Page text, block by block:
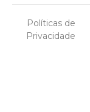
Políticas de
Privacidade